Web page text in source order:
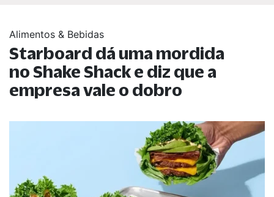
Alimentos & Bebidas
Starboard dá uma mordida
no Shake Shack e diz que a
empresa vale o dobro